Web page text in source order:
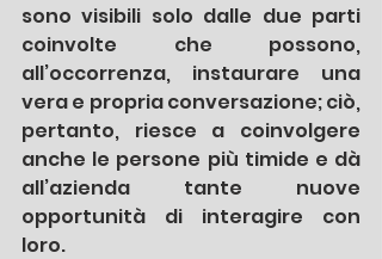
sono visibili solo dalle due parti
coinvolte che possono,
all’occorrenza, instaurare una
vera e propria conversazione; ciò,
pertanto, riesce a coinvolgere
anche le persone più timide e dà
all’azienda tante nuove
opportunità di interagire con
loro.